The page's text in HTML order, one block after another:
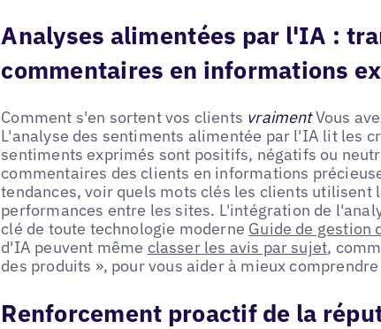
Analyses alimentées par l'IA :
commentaires en informations
Comment s'en sortent vos clients vraimentVous
L'analyse des sentiments alimentée par l'IA lit les
sentiments exprimés sont positifs, négatifs ou
commentaires des clients en informations
tendances, voir quels mots clés les clients utilisent
performances entre les sites. L'intégration de
clé de toute technologie moderne Guide de gestion
d'IA peuvent même classer les avis par sujet,
des produits », pour vous aider à mieux
Renforcement proactif de la